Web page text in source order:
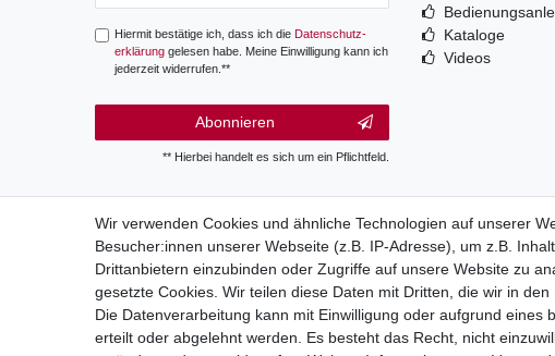
Hiermit bestätige ich, dass ich die Daten­schutz­
erklärunggelesen habe. Meine Einwilligung kann ich
jederzeit widerrufen.**
Abonnieren
** Hierbei handelt es sich um ein Pflichtfeld.
Kataloge
Videos
Wir verwenden Cookies und ähnliche Technologien auf unserer
Besucher:innen unserer Webseite (z.B. IP-Adresse), um z.B.
Drittanbietern einzubinden oder Zugriffe auf unsere Website zu
gesetzte Cookies. Wir teilen diese Daten mit Dritten, die wir in den
Die Datenverarbeitung kann mit Einwilligung oder aufgrund
erteilt oder abgelehnt werden. Es besteht das Recht, nicht